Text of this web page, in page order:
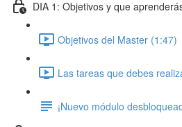
DIA 1: Objetivos y que
Objetivos del Master (1:47)
Las tareas que debes
¡Nuevo módulo